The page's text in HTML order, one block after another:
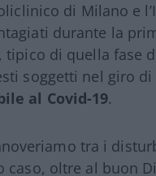
di Milano e
durante la
di quella fase
soggetti nel giro
al Covid-19.
tra i
caso, oltre al buon